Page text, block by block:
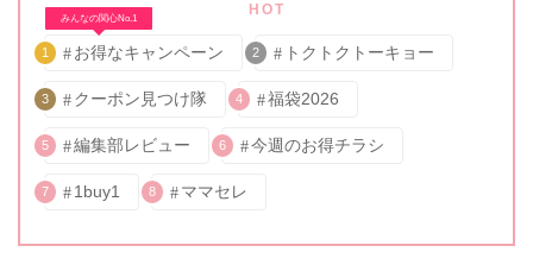
HOT
みんなの関心No.1
1 お得なキャンペーン 2 トクトクトーキョー
3 クーポン見つけ隊 4 福袋2026
5 編集部レビュー 6 今週のお得チラシ
7 1buy1 8 ママセレ